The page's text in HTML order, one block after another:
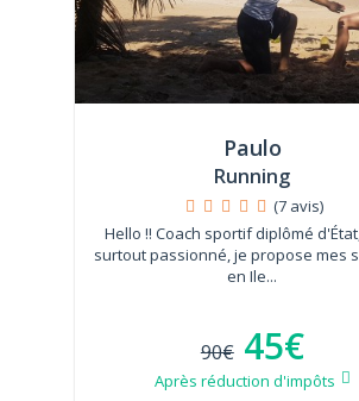
Paulo
Running
(7 avis)
Hello !! Coach sportif diplômé
surtout passionné, je propose mes
en Ile...
90€ 45€
Après réduction d'impôts